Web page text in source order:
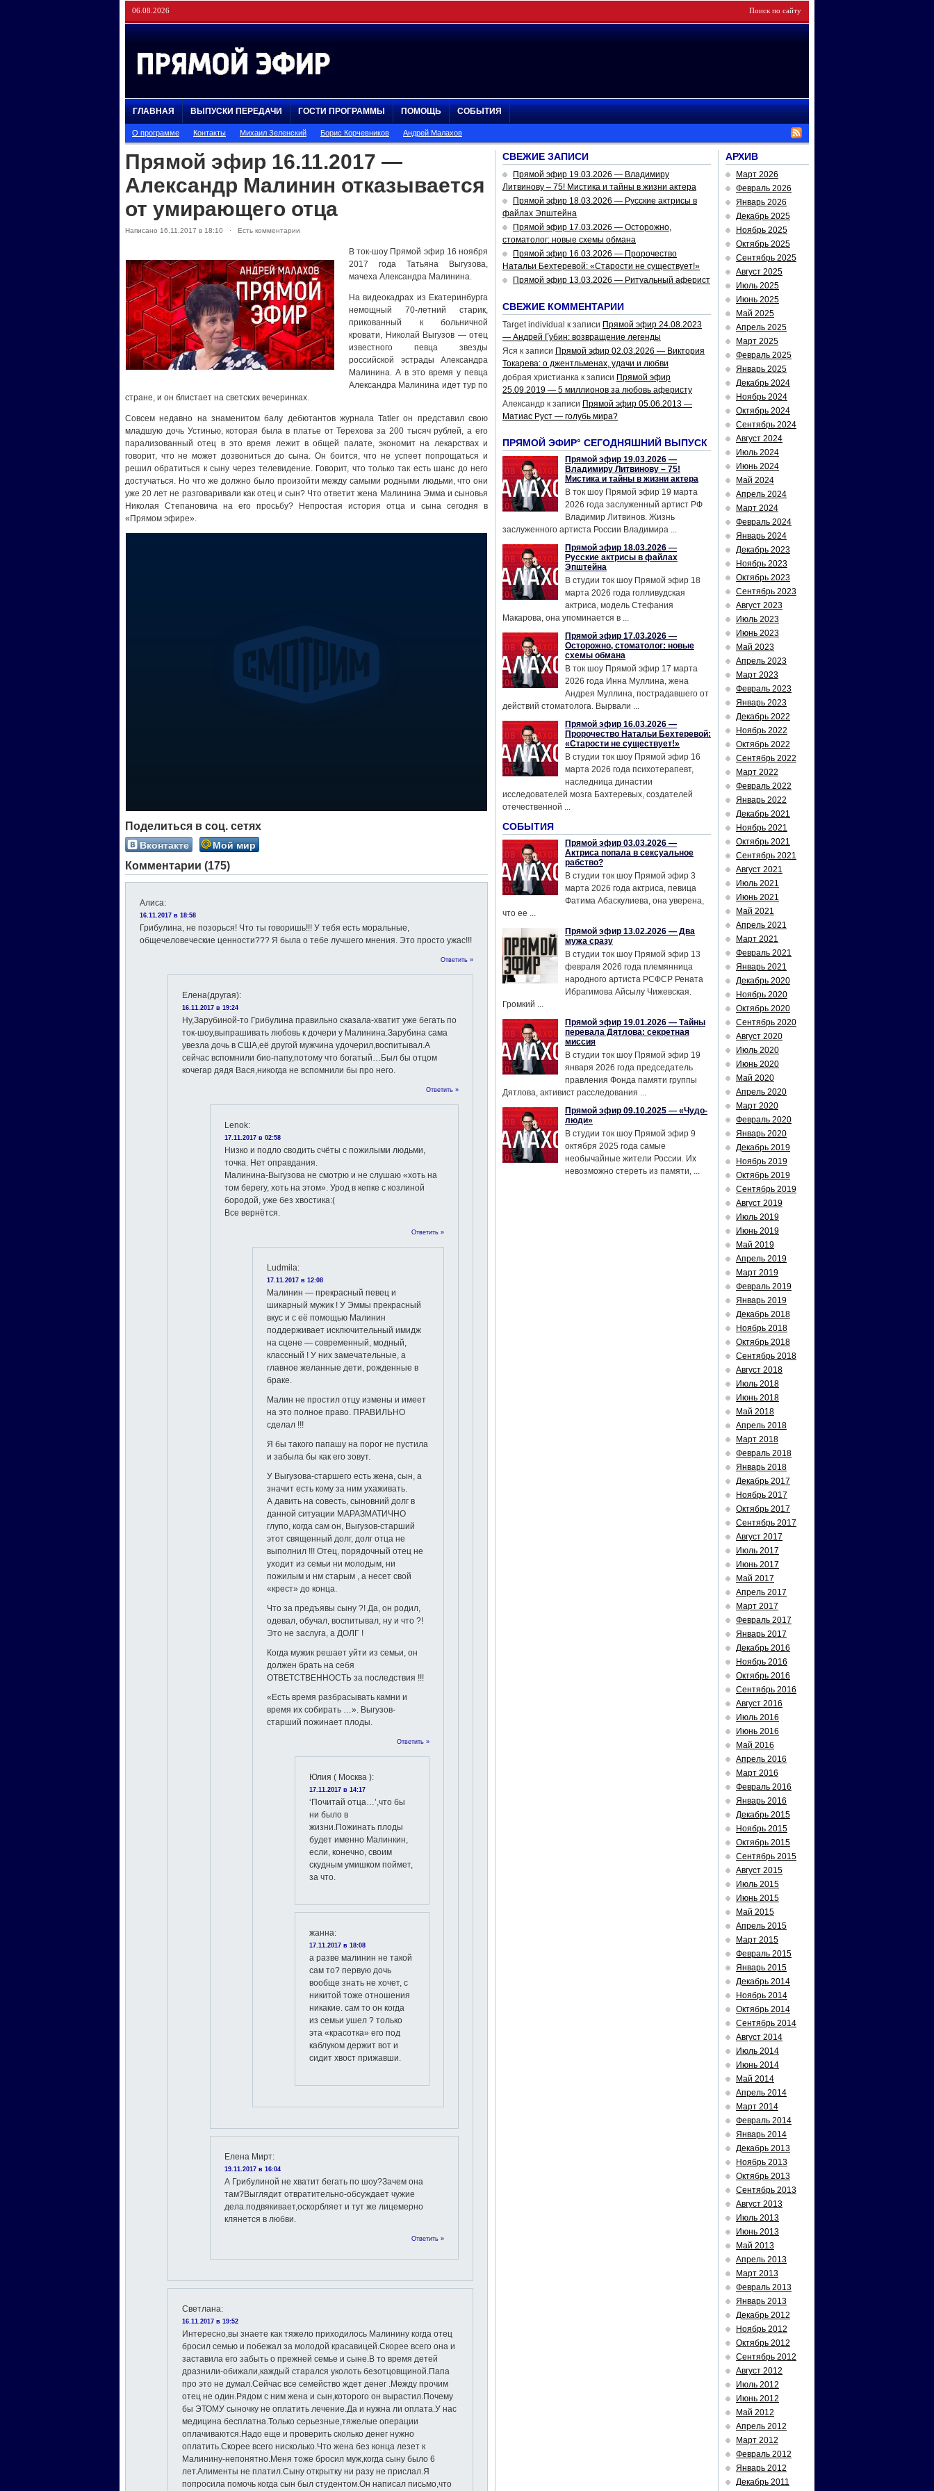
06.08.2026
ГЛАВНАЯ ВЫПУСКИ ПЕРЕДАЧИ ГОСТИ ПРОГРАММЫ ПОМОЩЬ СОБЫТИЯ
О программе Контакты Михаил Зеленский Борис Корчевников Андрей Малахов
Прямой эфир 16.11.2017 —
Александр Малинин отказывается
от умирающего отца
Написано 16.11.2017 в 18:10 · Есть комментарии
В ток-шоу Прямой эфир 16 ноября
2017 года Татьяна Выгузова,
мачеха Александра Малинина.
На видеокадрах из Екатеринбурга
немощный 70-летний старик,
прикованный к больничной
кровати, Николай Выгузов — отец
известного певца звезды
российской эстрады Александра
Малинина. А в это время у певца
Александра Малинина идет тур по
стране, и он блистает на светских вечеринках.
Совсем недавно на знаменитом балу дебютантов журнала Tatler он представил свою
младшую дочь Устинью, которая была в платье от Терехова за 200 тысяч рублей, а его
парализованный отец в это время лежит в общей палате, экономит на лекарствах и
говорит, что не может дозвониться до сына. Он боится, что не успеет попрощаться и
решил обратиться к сыну через телевидение. Говорит, что только так есть шанс до него
достучаться. Но что же должно было произойти между самыми родными людьми, что они
уже 20 лет не разговаривали как отец и сын? Что ответит жена Малинина Эмма и сыновья
Николая Степановича на его просьбу? Непростая история отца и сына сегодня в
«Прямом эфире».
Поделиться в соц. сетях
Вконтакте Мой мир
Комментарии (175)
Алиса:
16.11.2017 в 18:58
Грибулина, не позорься! Что ты говоришь!!! У тебя есть моральные,
общечеловеческие ценности??? Я была о тебе лучшего мнения. Это просто ужас!!!
Ответить »
Елена(другая):
16.11.2017 в 19:24
Ну,Зарубиной-то Грибулина правильно сказала-хватит уже бегать по
ток-шоу,выпрашивать любовь к дочери у Малинина.Зарубина сама
увезла дочь в США,её другой мужчина удочерил,воспитывал.А
сейчас вспомнили био-папу,потому что богатый…Был бы отцом
кочегар дядя Вася,никогда не вспомнили бы про него.
Ответить »
Lenok:
17.11.2017 в 02:58
Низко и подло сводить счёты с пожилыми людьми,
точка. Нет оправдания.
Малинина-Выгузова не смотрю и не слушаю «хоть на
том берегу, хоть на этом». Урод в кепке с козлиной
бородой, уже без хвостика:(
Все вернётся.
Ответить »
Ludmila:
17.11.2017 в 12:08
Малинин — прекрасный певец и
шикарный мужик ! У Эммы прекрасный
вкус и с её помощью Малинин
поддерживает исключительный имидж
на сцене — современный, модный,
классный ! У них замечательные, а
главное желанные дети, рожденные в
браке.
Малин не простил отцу измены и имеет
на это полное право. ПРАВИЛЬНО
сделал !!!
Я бы такого папашу на порог не пустила
и забыла бы как его зовут.
У Выгузова-старшего есть жена, сын, а
значит есть кому за ним ухаживать.
А давить на совесть, сыновний долг в
данной ситуации МАРАЗМАТИЧНО
глупо, когда сам он, Выгузов-старший
этот священный долг, долг отца не
выполнил !!! Отец, порядочный отец не
уходит из семьи ни молодым, ни
пожилым и нм старым , а несет свой
«крест» до конца.
Что за предъявы сыну ?! Да, он родил,
одевал, обучал, воспитывал, ну и что ?!
Это не заслуга, а ДОЛГ !
Когда мужик решает уйти из семьи, он
должен брать на себя
ОТВЕТСТВЕННОСТЬ за последствия !!!
«Есть время разбрасывать камни и
время их собирать …». Выгузов-
старший пожинает плоды.
Ответить »
Юлия ( Москва ):
17.11.2017 в 14:17
‘Почитай отца…’,что бы
ни было в
жизни.Пожинать плоды
будет именно Малинкин,
если, конечно, своим
скудным умишком поймет,
за что.
жанна:
17.11.2017 в 18:08
а разве малинин не такой
сам то? первую дочь
вообще знать не хочет, с
никитой тоже отношения
никакие. сам то он когда
из семьи ушел ? только
эта «красотка» его под
каблуком держит вот и
сидит хвост прижавши.
Елена Мирт:
19.11.2017 в 16:04
А Грибулиной не хватит бегать по шоу?Зачем она
там?Выглядит отвратительно-обсуждает чужие
дела.подвякивает,оскорбляет и тут же лицемерно
клянется в любви.
Ответить »
Светлана:
16.11.2017 в 19:52
Интересно,вы знаете как тяжело приходилось Малинину когда отец
бросил семью и побежал за молодой красавицей.Скорее всего она и
заставила его забыть о прежней семье и сыне.В то время детей
дразнили-обижали,каждый старался уколоть безотцовщиной.Папа
про это не думал.Сейчас все семейство ждет денег .Между прочим
отец не один.Рядом с ним жена и сын,которого он вырастил.Почему
бы ЭТОМУ сыночку не оплатить лечение.Да и нужна ли оплата.У нас
медицина бесплатна.Только серьезные,тяжелые операции
оплачиваются.Надо еще и проверить сколько денег нужно
оплатить.Скорее всего нисколько.Что жена без конца лезет к
Малинину-непонятно.Меня тоже бросил муж,когда сыну было 6
лет.Алименты не платил.Сыну открытку ни разу не прислал.Я
попросила помочь когда сын был студентом.Он написал письмо,что
СВЕЖИЕ ЗАПИСИ
Прямой эфир 19.03.2026 — Владимиру
Литвинову – 75! Мистика и тайны в жизни актера
Прямой эфир 18.03.2026 — Русские актрисы в
файлах Эпштейна
Прямой эфир 17.03.2026 — Осторожно,
стоматолог: новые схемы обмана
Прямой эфир 16.03.2026 — Пророчество
Натальи Бехтеревой: «Старости не существует!»
Прямой эфир 13.03.2026 — Ритуальный аферист
СВЕЖИЕ КОММЕНТАРИИ
Target individual к записи Прямой эфир 24.08.2023
— Андрей Губин: возвращение легенды
Яся к записи Прямой эфир 02.03.2026 — Виктория
Токарева: о джентльменах, удачи и любви
добрая христианка к записи Прямой эфир
25.09.2019 — 5 миллионов за любовь аферисту
Александр к записи Прямой эфир 05.06.2013 —
Матиас Руст — голубь мира?
ПРЯМОЙ ЭФИР° СЕГОДНЯШНИЙ ВЫПУСК
Прямой эфир 19.03.2026 —
Владимиру Литвинову – 75!
Мистика и тайны в жизни актера
В ток шоу Прямой эфир 19 марта
2026 года заслуженный артист РФ
Владимир Литвинов. Жизнь
заслуженного артиста России Владимира ...
Прямой эфир 18.03.2026 —
Русские актрисы в файлах
Эпштейна
В студии ток шоу Прямой эфир 18
марта 2026 года голливудская
актриса, модель Стефания
Макарова, она упоминается в ...
Прямой эфир 17.03.2026 —
Осторожно, стоматолог: новые
схемы обмана
В ток шоу Прямой эфир 17 марта
2026 года Инна Муллина, жена
Андрея Муллина, пострадавшего от
действий стоматолога. Вырвали ...
Прямой эфир 16.03.2026 —
Пророчество Натальи Бехтеревой:
«Старости не существует!»
В студии ток шоу Прямой эфир 16
марта 2026 года психотерапевт,
наследница династии
исследователей мозга Бахтеревых, создателей
отечественной ...
СОБЫТИЯ
Прямой эфир 03.03.2026 —
Актриса попала в сексуальное
рабство?
В студии ток шоу Прямой эфир 3
марта 2026 года актриса, певица
Фатима Абаскулиева, она уверена,
что ее ...
Прямой эфир 13.02.2026 — Два
мужа сразу
В студии ток шоу Прямой эфир 13
февраля 2026 года племянница
народного артиста РСФСР Рената
Ибрагимова Айсылу Чижевская.
Громкий ...
Прямой эфир 19.01.2026 — Тайны
перевала Дятлова: секретная
миссия
В студии ток шоу Прямой эфир 19
января 2026 года председатель
правления Фонда памяти группы
Дятлова, активист расследования ...
Прямой эфир 09.10.2025 — «Чудо-
люди»
В студии ток шоу Прямой эфир 9
октября 2025 года самые
необычайные жители России. Их
невозможно стереть из памяти, ...
АРХИВ
Март 2026
Февраль 2026
Январь 2026
Декабрь 2025
Ноябрь 2025
Октябрь 2025
Сентябрь 2025
Август 2025
Июль 2025
Июнь 2025
Май 2025
Апрель 2025
Март 2025
Февраль 2025
Январь 2025
Декабрь 2024
Ноябрь 2024
Октябрь 2024
Сентябрь 2024
Август 2024
Июль 2024
Июнь 2024
Май 2024
Апрель 2024
Март 2024
Февраль 2024
Январь 2024
Декабрь 2023
Ноябрь 2023
Октябрь 2023
Сентябрь 2023
Август 2023
Июль 2023
Июнь 2023
Май 2023
Апрель 2023
Март 2023
Февраль 2023
Январь 2023
Декабрь 2022
Ноябрь 2022
Октябрь 2022
Сентябрь 2022
Март 2022
Февраль 2022
Январь 2022
Декабрь 2021
Ноябрь 2021
Октябрь 2021
Сентябрь 2021
Август 2021
Июль 2021
Июнь 2021
Май 2021
Апрель 2021
Март 2021
Февраль 2021
Январь 2021
Декабрь 2020
Ноябрь 2020
Октябрь 2020
Сентябрь 2020
Август 2020
Июль 2020
Июнь 2020
Май 2020
Апрель 2020
Март 2020
Февраль 2020
Январь 2020
Декабрь 2019
Ноябрь 2019
Октябрь 2019
Сентябрь 2019
Август 2019
Июль 2019
Июнь 2019
Май 2019
Апрель 2019
Март 2019
Февраль 2019
Январь 2019
Декабрь 2018
Ноябрь 2018
Октябрь 2018
Сентябрь 2018
Август 2018
Июль 2018
Июнь 2018
Май 2018
Апрель 2018
Март 2018
Февраль 2018
Январь 2018
Декабрь 2017
Ноябрь 2017
Октябрь 2017
Сентябрь 2017
Август 2017
Июль 2017
Июнь 2017
Май 2017
Апрель 2017
Март 2017
Февраль 2017
Январь 2017
Декабрь 2016
Ноябрь 2016
Октябрь 2016
Сентябрь 2016
Август 2016
Июль 2016
Июнь 2016
Май 2016
Апрель 2016
Март 2016
Февраль 2016
Январь 2016
Декабрь 2015
Ноябрь 2015
Октябрь 2015
Сентябрь 2015
Август 2015
Июль 2015
Июнь 2015
Май 2015
Апрель 2015
Март 2015
Февраль 2015
Январь 2015
Декабрь 2014
Ноябрь 2014
Октябрь 2014
Сентябрь 2014
Август 2014
Июль 2014
Июнь 2014
Май 2014
Апрель 2014
Март 2014
Февраль 2014
Январь 2014
Декабрь 2013
Ноябрь 2013
Октябрь 2013
Сентябрь 2013
Август 2013
Июль 2013
Июнь 2013
Май 2013
Апрель 2013
Март 2013
Февраль 2013
Январь 2013
Декабрь 2012
Ноябрь 2012
Октябрь 2012
Сентябрь 2012
Август 2012
Июль 2012
Июнь 2012
Май 2012
Апрель 2012
Март 2012
Февраль 2012
Январь 2012
Декабрь 2011